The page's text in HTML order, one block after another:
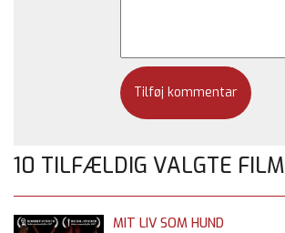
10 TILFÆLDIG VALGTE FILM
MIT LIV SOM HUND